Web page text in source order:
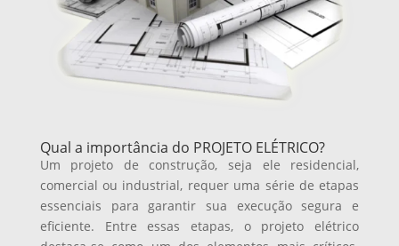
Qual a importância do PROJETO ELÉTRICO?
Um projeto de construção, seja ele residencial,
comercial ou industrial, requer uma série de etapas
essenciais para garantir sua execução segura e
eficiente. Entre essas etapas, o projeto elétrico